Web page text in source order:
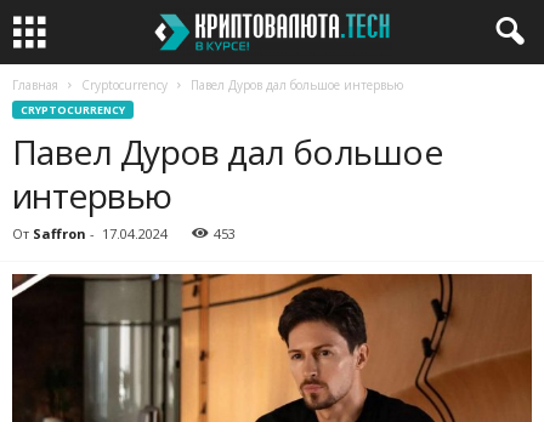
Главная Cryptocurrency Павел Дуров дал большое интервью
CRYPTOCURRENCY
Павел Дуров дал большое
интервью
От Saffron - 17.04.2024 453